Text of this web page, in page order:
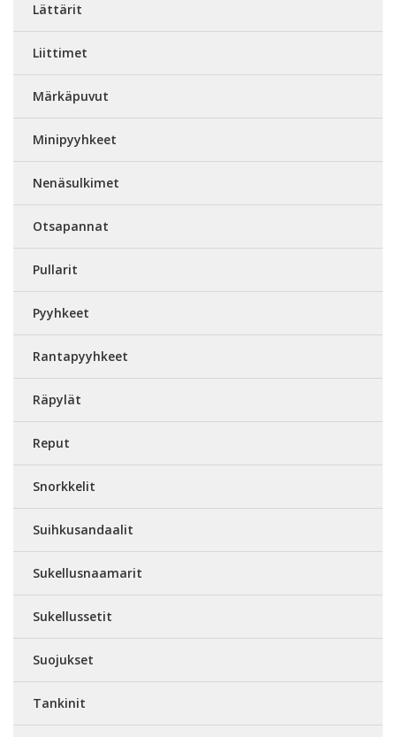
Lättärit
Liittimet
Märkäpuvut
Minipyyhkeet
Nenäsulkimet
Otsapannat
Pullarit
Pyyhkeet
Rantapyyhkeet
Räpylät
Reput
Snorkkelit
Suihkusandaalit
Sukellusnaamarit
Sukellussetit
Suojukset
Tankinit